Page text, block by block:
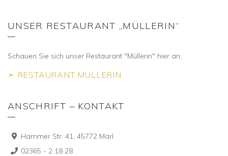
UNSER RESTAURANT „MÜLLERIN“
Schauen Sie sich unser Restaurant "Müllerin" hier an:
➣ RESTAURANT MÜLLERIN
ANSCHRIFT – KONTAKT
Hammer Str. 41, 45772 Marl
02365 - 2 18 28